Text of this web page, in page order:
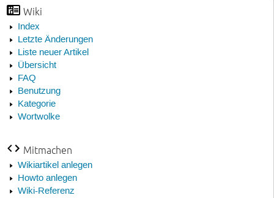
Wiki
Index
Letzte Änderungen
Liste neuer Artikel
Übersicht
FAQ
Benutzung
Kategorie
Wortwolke
Mitmachen
Wikiartikel anlegen
Howto anlegen
Wiki-Referenz